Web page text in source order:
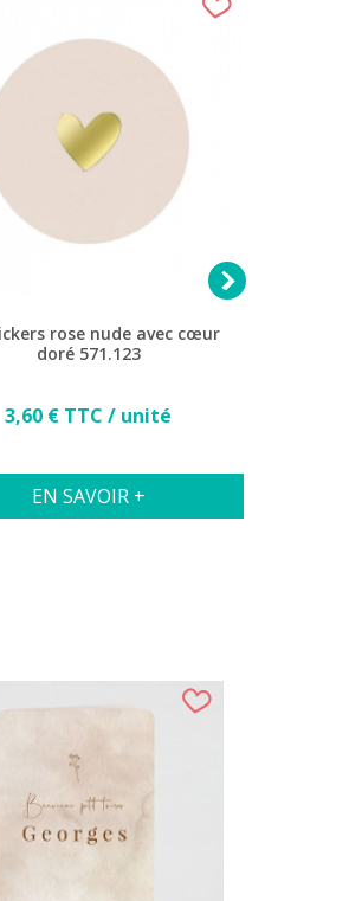
rose nude avec cœur
doré 571.123
Prix
3,60 € TTC / unité
EN SAVOIR +
